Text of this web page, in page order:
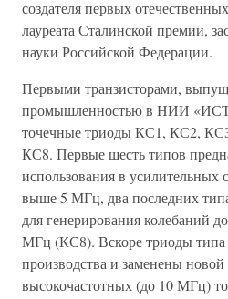
создателя первых
лауреата Сталинской премии,
науки Российской Федерации.
Первыми транзисторами,
промышленностью в НИИ
точечные триоды КС1, КС2,
КС8. Первые шесть типов
использования в усилительных
выше 5 МГц, два последних
для генерирования колебаний
МГц (КС8). Вскоре триоды
производства и заменены
высокочастотных (до 10 МГц)